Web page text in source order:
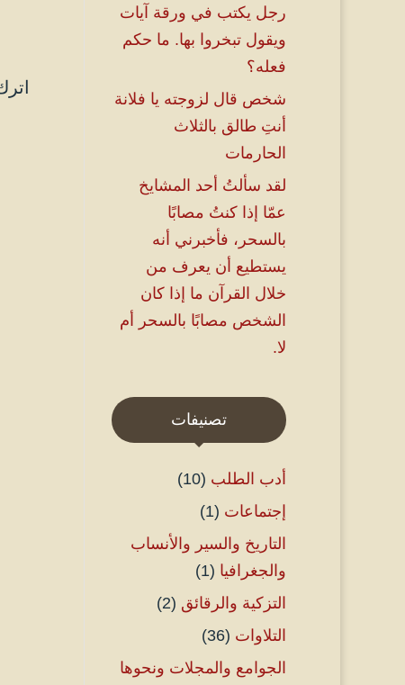
رجل يكتب في ورقة آيات
ويقول تبخروا بها. ما حكم
فعله؟
شخص قال لزوجته يا فلانة
أنتِ طالق بالثلاث
الحارمات
لقد سألتُ أحد المشايخ
عمّا إذا كنتُ مصابًا
بالسحر، فأخبرني أنه
يستطيع أن يعرف من
خلال القرآن ما إذا كان
الشخص مصابًا بالسحر أم
لا.
تصنيفات
أدب الطلب (10)
إجتماعات (1)
التاريخ والسير والأنساب
والجغرافيا (1)
التزكية والرقائق (2)
التلاوات (36)
الجوامع والمجلات ونحوها